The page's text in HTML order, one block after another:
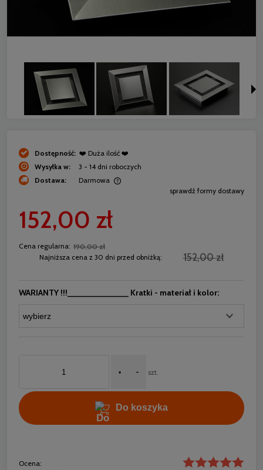
Dostępność: ❤️ Duża ilość ❤️
Wysyłka w:
3 - 14 dni roboczych
Dostawa:
Darmowa
Cena nie zawiera ewentualnych kosztów płatnościsprawdź formy dostawy
152,00 zł
Cena regularna: 190,00 zł
Najniższa cena z 30 dni przed obniżką:
152,00 zł
WARIANTY !!!_____________ Kratki - materiał i kolor:
+ - szt.
Do koszyka
Ocena: